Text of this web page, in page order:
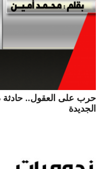
حرب على العقول.. حادثة
الجديدة